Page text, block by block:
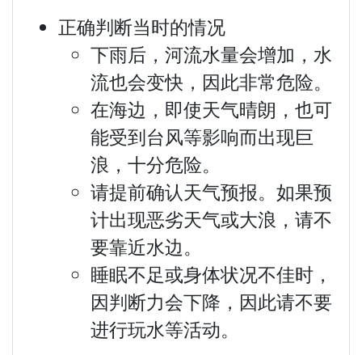
正确判断当时的情况
下雨后，河流水量会增加，水
流也会变快，因此非常危险。
在海边，即使天气晴朗，也可
能受到台风等影响而出现巨
浪，十分危险。
请提前确认天气预报。如果预
计出现恶劣天气或大浪，请不
要靠近水边。
睡眠不足或身体状况不佳时，
因判断力会下降，因此请不要
进行玩水等活动。